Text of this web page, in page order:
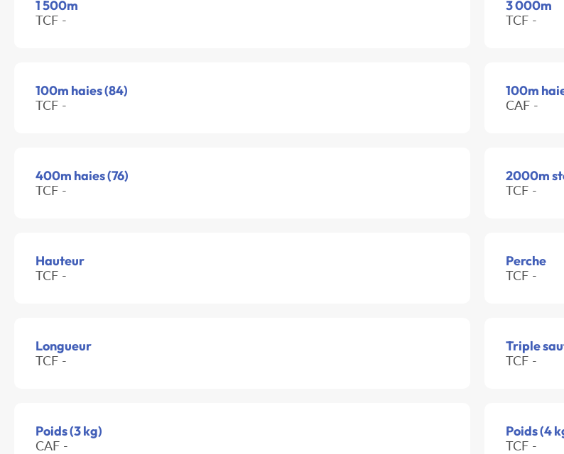
1 500m
TCF -
3 000m
TCF -
100m haies (84)
TCF -
100m
CAF -
400m haies (76)
TCF -
2000m
TCF -
Hauteur
TCF -
Perche
TCF -
Longueur
TCF -
Triple
TCF -
Poids (3 kg)
CAF -
Poids (4
TCF -